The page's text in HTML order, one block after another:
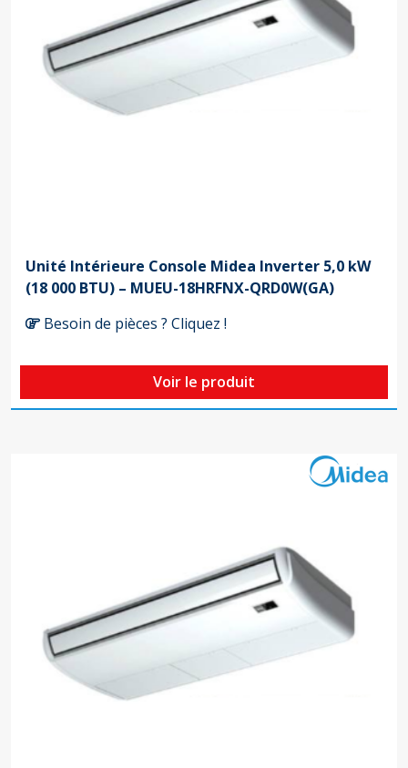
Unité Intérieure Console Midea Inverter 5,0 kW
(18 000 BTU) – MUEU-18HRFNX-QRD0W(GA)
Besoin de pièces ? Cliquez !
Voir le produit